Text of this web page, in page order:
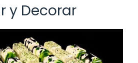
y Decorar